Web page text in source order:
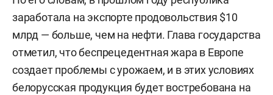
заработала на экспорте продовольствия $10
млрд — больше, чем на нефти. Глава государства
отметил, что беспрецедентная жара в Европе
создает проблемы с урожаем, и в этих условиях
белорусская продукция будет востребована на